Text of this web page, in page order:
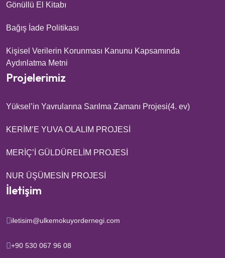
Gönüllü El Kitabı
Bağış İade Politikası
Kişisel Verilerin Korunması Kanunu Kapsamında
Aydınlatma Metni
Projelerimiz
Yüksel’in Yavrularına Sarılma Zamanı Projesi(4. ev)
KERİM’E YUVA OLALIM PROJESİ
MERİÇ’İ GÜLDÜRELİM PROJESİ
NUR ÜŞÜMESİN PROJESİ
İletişim
iletisim@ulkemokuyordernegi.com
‪+90 530 067 96 08‬